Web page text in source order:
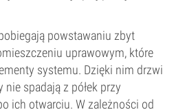
powstawaniu zbyt
uprawowym, które
systemu. Dzięki nim drzwi
spadają z półek przy
ich otwarciu. W zależności od